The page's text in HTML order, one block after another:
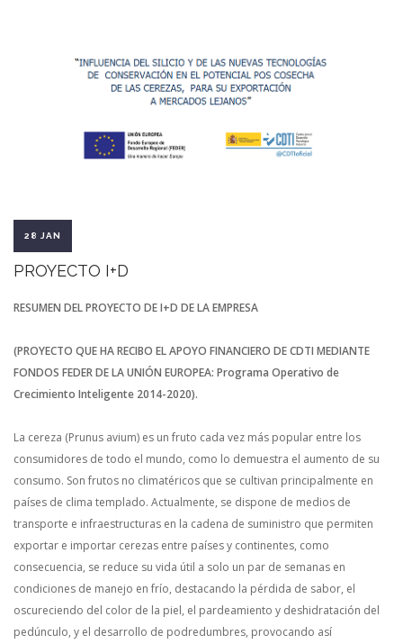
28 JAN
PROYECTO I+D
RESUMEN DEL PROYECTO DE I+D DE LA EMPRESA
(PROYECTO QUE HA RECIBO EL APOYO FINANCIERO DE CDTI MEDIANTE
FONDOS FEDER DE LA UNIÓN EUROPEA: Programa Operativo de
Crecimiento Inteligente 2014-2020).
La cereza (Prunus avium) es un fruto cada vez más popular entre los
consumidores de todo el mundo, como lo demuestra el aumento de su
consumo. Son frutos no climatéricos que se cultivan principalmente en
países de clima templado. Actualmente, se dispone de medios de
transporte e infraestructuras en la cadena de suministro que permiten
exportar e importar cerezas entre países y continentes, como
consecuencia, se reduce su vida útil a solo un par de semanas en
condiciones de manejo en frío, destacando la pérdida de sabor, el
oscureciendo del color de la piel, el pardeamiento y deshidratación del
pedúnculo, y el desarrollo de podredumbres, provocando así